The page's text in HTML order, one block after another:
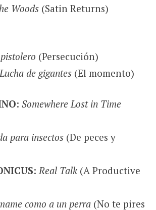
Woods(Satin Returns)
(Persecución)
Lucha de gigantes(El momento)
: Somewhere Lost in Time
para insectos(De peces y
:Real Talk(A Productive
como a un perra(No te pires